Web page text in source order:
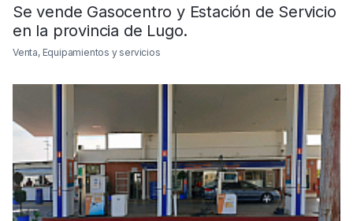
Se vende Gasocentro y Estación de Servicio
en la provincia de Lugo.
Venta, Equipamientos y servicios